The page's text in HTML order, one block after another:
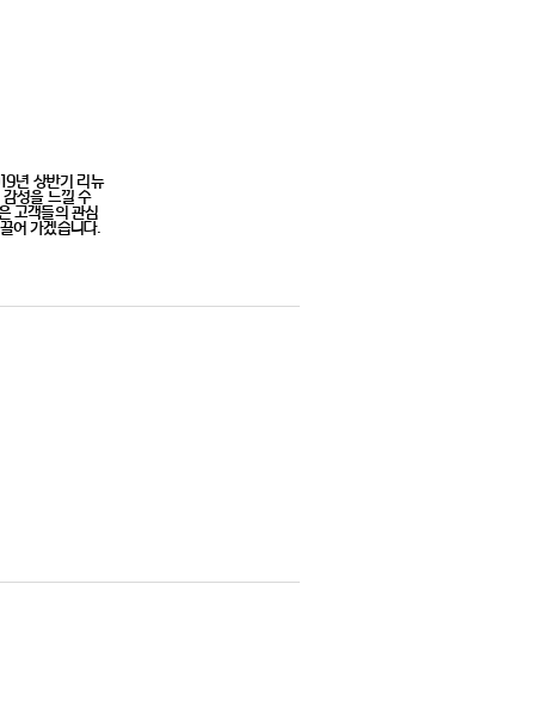
년 상반기 리뉴
성을 느낄 수
고객들의 관심
어 가겠습니다.